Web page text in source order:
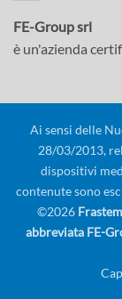
FE-Group srl
è un'azienda
Ai sensi delle
28/03/2013,
dispositivi
contenute sono
©2026
abbreviata FE-